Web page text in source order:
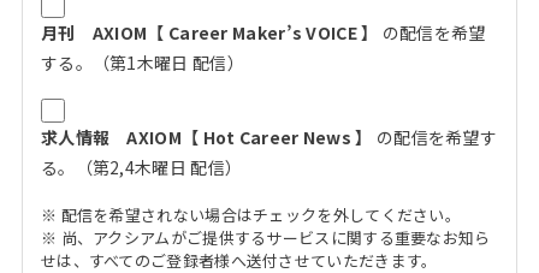
月刊 AXIOM【 Career Maker’s VOICE 】
の配信を希望
する。（第1木曜日 配信）
求人情報 AXIOM【 Hot Career News 】
の配信を希望す
る。（第2,4木曜日 配信）
※ 配信を希望されない場合はチェックを外してください。
※ 尚、アクシアムがご提供するサービスに関する重要なお知ら
せは、すべてのご登録者様へ送付させていただきます。